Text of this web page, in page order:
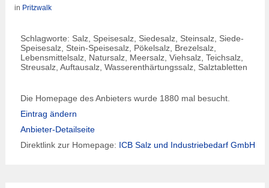
in Pritzwalk
Schlagworte: Salz, Speisesalz, Siedesalz, Steinsalz, Siede-
Speisesalz, Stein-Speisesalz, Pökelsalz, Brezelsalz,
Lebensmittelsalz, Natursalz, Meersalz, Viehsalz, Teichsalz,
Streusalz, Auftausalz, Wasserenthärtungssalz, Salztabletten
Die Homepage des Anbieters wurde 1880 mal besucht.
Eintrag ändern
Anbieter-Detailseite
Direktlink zur Homepage: ICB Salz und Industriebedarf GmbH